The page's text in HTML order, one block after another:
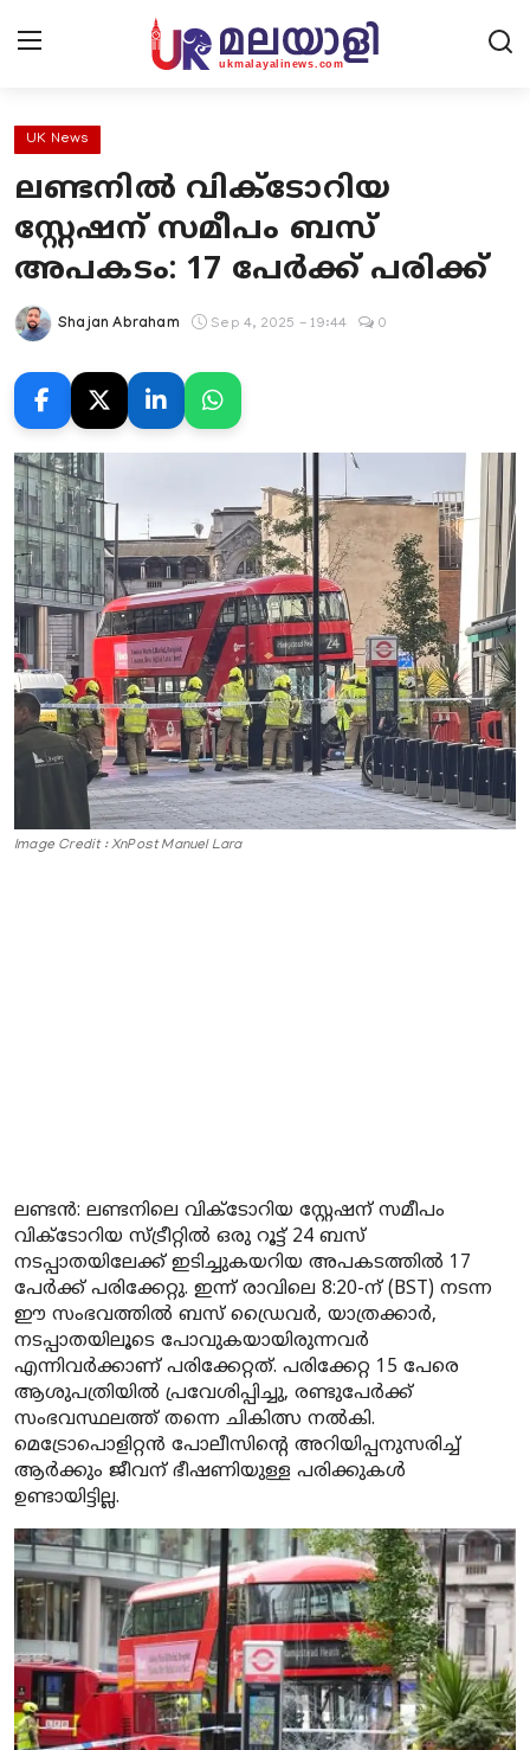
Home
Contact Us
UK News
Europe News
National
Kerala News
Gulf News
Sports
World
Health
Entertainment
Street of Thoughts
UK News
ലണ്ടനിൽ വിക്ടോറിയ
സ്റ്റേഷന് സമീപം ബസ്
അപകടം: 17 പേർക്ക് പരിക്ക്
Shajan Abraham Sep 4, 2025 - 19:44 0
Image Credit : XnPost Manuel Lara
ലണ്ടൻ: ലണ്ടനിലെ വിക്ടോറിയ സ്റ്റേഷന് സമീപം
വിക്ടോറിയ സ്ട്രീറ്റിൽ ഒരു റൂട്ട് 24 ബസ്
നടപ്പാതയിലേക്ക് ഇടിച്ചുകയറിയ അപകടത്തിൽ 17
പേർക്ക് പരിക്കേറ്റു. ഇന്ന് രാവിലെ 8:20-ന് (BST) നടന്ന
ഈ സംഭവത്തിൽ ബസ് ഡ്രൈവർ, യാത്രക്കാർ,
നടപ്പാതയിലൂടെ പോവുകയായിരുന്നവർ
എന്നിവർക്കാണ് പരിക്കേറ്റത്. പരിക്കേറ്റ 15 പേരെ
ആശുപത്രിയിൽ പ്രവേശിപ്പിച്ചു, രണ്ടുപേർക്ക്
സംഭവസ്ഥലത്ത് തന്നെ ചികിത്സ നൽകി.
മെട്രോപൊളിറ്റൻ പോലീസിന്റെ അറിയിപ്പനുസരിച്ച്
ആർക്കും ജീവന് ഭീഷണിയുള്ള പരിക്കുകൾ
ഉണ്ടായിട്ടില്ല.